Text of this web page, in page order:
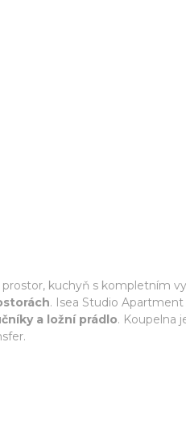
kuchyň s kompletním
. Isea Studio Apartment
a ložní prádlo. Koupelna